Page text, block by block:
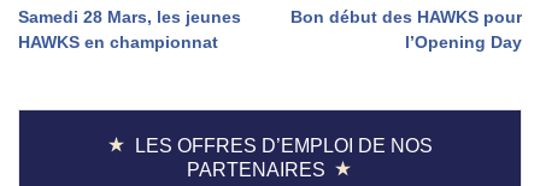
Navigation
l’article
Samedi 28 Mars, les jeunes
HAWKS en championnat
Bon début des HAWKS pour
l’Opening Day
LES OFFRES D’EMPLOI DE NOS
PARTENAIRES